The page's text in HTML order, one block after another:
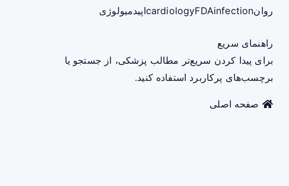
روان
cardiologyFDAinfection اپیدمیولوژی
راهنمای سریع
برای پیدا کردن سریع‌تر مطالب پزشکی، از جستجو یا
برچسب‌های پرکاربرد استفاده کنید.
صفحه اصلی